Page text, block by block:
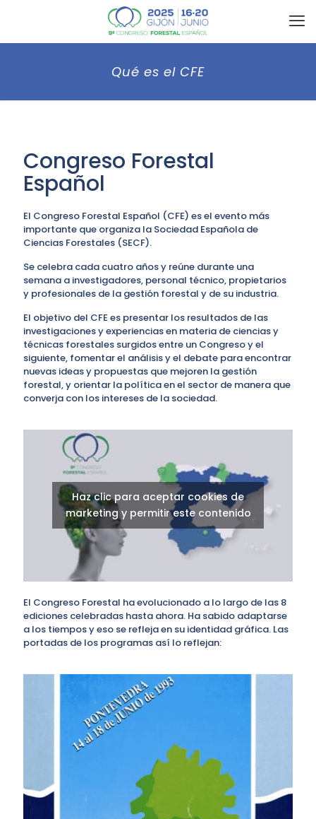
Qué es el CFE
Congreso Forestal
Español
El Congreso Forestal Español (CFE) es el evento más
importante que organiza la Sociedad Española de
Ciencias Forestales (SECF).
Se celebra cada cuatro años y reúne durante una
semana a investigadores, personal técnico, propietarios
y profesionales de la gestión forestal y de su industria.
El objetivo del CFE es presentar los resultados de las
investigaciones y experiencias en materia de ciencias y
técnicas forestales surgidos entre un Congreso y el
siguiente, fomentar el análisis y el debate para encontrar
nuevas ideas y propuestas que mejoren la gestión
forestal, y orientar la política en el sector de manera que
converja con los intereses de la sociedad.
Haz clic para aceptar cookies de
marketing y permitir este contenido
El Congreso Forestal ha evolucionado a lo largo de las 8
ediciones celebradas hasta ahora. Ha sabido adaptarse
a los tiempos y eso se refleja en su identidad gráfica. Las
portadas de los programas así lo reflejan: